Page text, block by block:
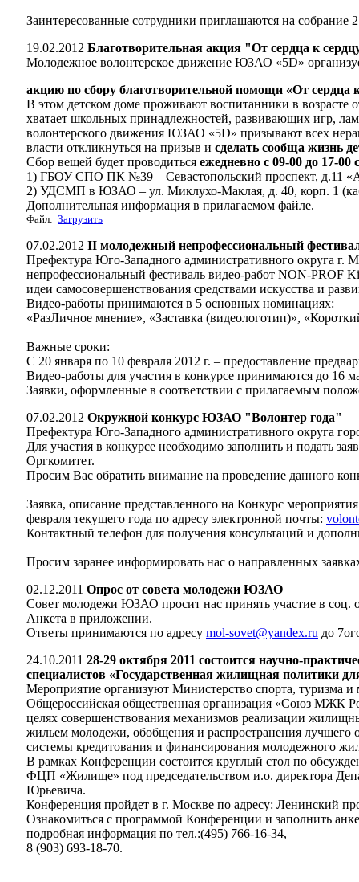
Заинтересованные сотрудники приглашаются на собрание
19.02.2012 Благотворительная акция "От сердца к
Молодежное волонтерское движение ЮЗАО «5D»
акцию по сбору благотворительной помощи «От сердца
В этом детском доме проживают воспитанники в возрасте
хватает школьных принадлежностей, развивающих игр,
волонтерского движения ЮЗАО «5D» призывают всех
власти откликнуться на призыв и сделать сообща жизнь
Сбор вещей будет проводиться ежедневно с 09-00 до 17-00
1) ГБОУ СПО ПК №39 – Севастопольский проспект, д.11
2) УДСМП в ЮЗАО – ул. Миклухо-Маклая, д. 40, корп. 1
Дополнительная информация в прилагаемом файле.
Файл: Загрузить
07.02.2012 II молодежный непрофессиональный
Префектура Юго-Западного административного округа
непрофессиональный фестиваль видео-работ NON-PROF
идеи самосовершенствования средствами искусства и
Видео-работы принимаются в 5 основных номинациях:
«РазЛичное мнение», «Заставка (видеологотип)»,
Важные сроки:
С 20 января по 10 февраля 2012 г. – предоставление
Видео-работы для участия в конкурсе принимаются до 16
Заявки, оформленные в соответствии с прилагаемым
07.02.2012 Окружной конкурс ЮЗАО "Волонтер года"
Префектура Юго-Западного административного округа
Для участия в конкурсе необходимо заполнить и подать
Оргкомитет.
Просим Вас обратить внимание на проведение данного
Заявка, описание представленного на Конкурс
февраля текущего года по адресу электронной почты:
Контактный телефон для получения консультаций и
Просим заранее информировать нас о направленных
02.12.2011 Опрос от совета молодежи ЮЗАО
Совет молодежи ЮЗАО просит нас принять участие в соц.
Анкета в приложении.
Ответы принимаются по адресу mol-sovet@yandex.ru до
24.10.2011 28-29 октября 2011 состоится научно-
специалистов «Государственная жилищная политики
Мероприятие организуют Министерство спорта, туризма
Общероссийская общественная организация «Союз МЖК
целях совершенствования механизмов реализации
жильем молодежи, обобщения и распространения лучшего
системы кредитования и финансирования молодежного
В рамках Конференции состоится круглый стол по
ФЦП «Жилище» под председательством и.о. директора
Юрьевича.
Конференция пройдет в г. Москве по адресу: Ленинский
Ознакомиться с программой Конференции и заполнить
подробная информация по тел.:(495) 766-16-34,
8 (903) 693-18-70.